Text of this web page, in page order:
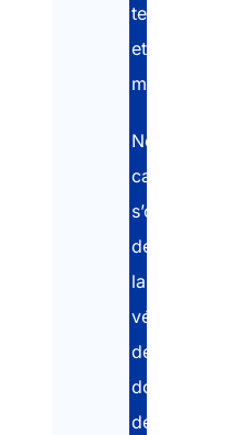
temporaires
et
mobiles.
Notre
cabinet
s’occupe
de
la
vérification
des
documents,
de